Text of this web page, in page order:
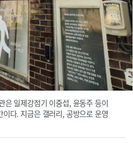
은 일제강점기 이중섭, 윤동주 등이
다. 지금은 갤러리, 공방으로 운영